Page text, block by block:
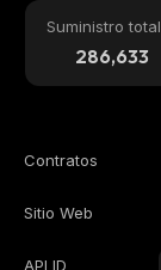
Suministro total
286,633
Contratos
Sitio Web
API ID